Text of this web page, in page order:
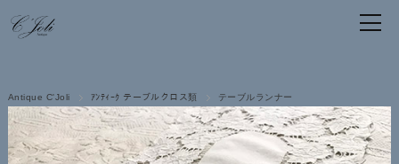
Antique C'Joli ｱﾝﾃｨｰｸ テーブルクロス類 テーブルランナー